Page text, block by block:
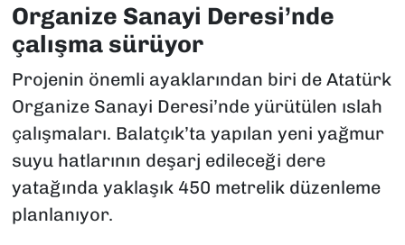
Organize Sanayi Deresi’nde
çalışma sürüyor
Projenin önemli ayaklarından biri de Atatürk
Organize Sanayi Deresi’nde yürütülen ıslah
çalışmaları. Balatçık’ta yapılan yeni yağmur
suyu hatlarının deşarj edileceği dere
yatağında yaklaşık 450 metrelik düzenleme
planlanıyor.